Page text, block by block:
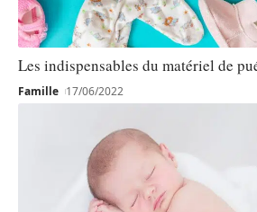
Les indispensables du matériel de
Famille 17/06/2022